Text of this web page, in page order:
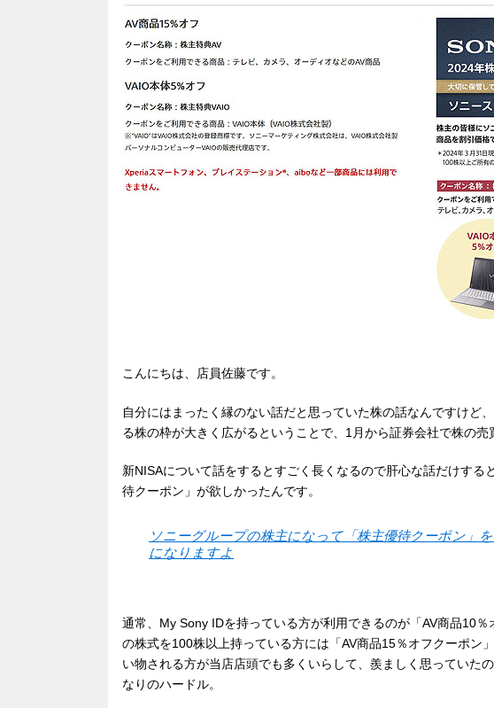
こんにちは、店員佐藤です。
自分にはまったく縁のない話だと思っていた株の話なんですけど
る株の枠が大きく広がるということで、1月から証券会社で株の売
新NISAについて話をするとすごく長くなるので肝心な話だけす
待クーポン」が欲しかったんです。
ソニーグループの株主になって「株主優待クーポン」
になりますよ
通常、My Sony IDを持っている方が利用できるのが「AV商品10
の株式を100株以上持っている方には「AV商品15％オフクーポン
い物される方が当店店頭でも多くいらして、羨ましく思っていた
なりのハードル。